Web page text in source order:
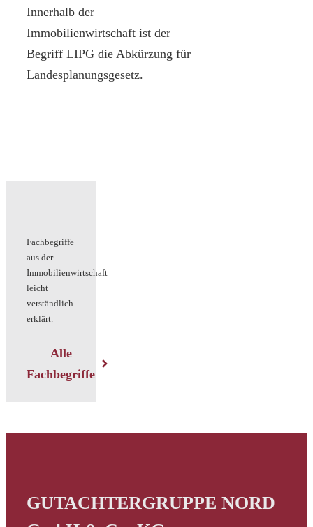
Innerhalb der
Immobilienwirtschaft ist der
Begriff LIPG die Abkürzung für
Landesplanungsgesetz.
Fachbegriffe
aus der
Immobilienwirtschaft
leicht
verständlich
erklärt.
Alle
Fachbegriffe
GUTACHTERGRUPPE NORD